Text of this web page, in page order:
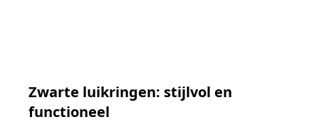
Zwarte luikringen: stijlvol en
functioneel